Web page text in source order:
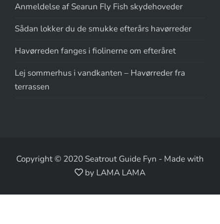
Anmeldelse af Searun Fly Fish skydehoveder
Sådan lokker du de smukke efterårs havørreder
Havørreden fanges i fiolinerne om efteråret
Lej sommerhus i vandkanten – Havørreder fra
terrassen
Copyright © 2020 Seatrout Guide Fyn - Made with
by LAMA LAMA